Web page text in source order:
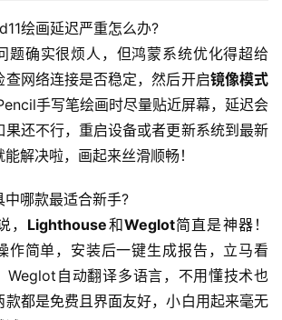
绘画延迟严重怎么办?
题确实很烦人，但鸿蒙系统优化得超给
查网络连接是否稳定，然后开启镜像模式
手写笔绘画时尽量贴近屏幕，延迟会
果还不行，重启设备或者更新系统到最新
解决啦，画起来丝滑顺畅！
中哪款最适合新手?
， Lighthouse和Weglot简直是神器！
作简单，安装后一键生成报告，立马看
Weglot自动翻译多语言，不用懂技术也
款都是免费且界面友好，小白用起来毫无